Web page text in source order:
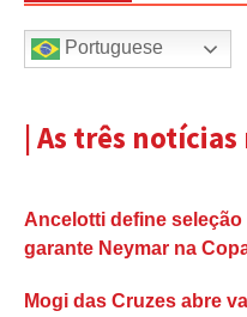
Portuguese
| As três
Ancelotti define
garante Neymar na
Mogi das Cruzes abre